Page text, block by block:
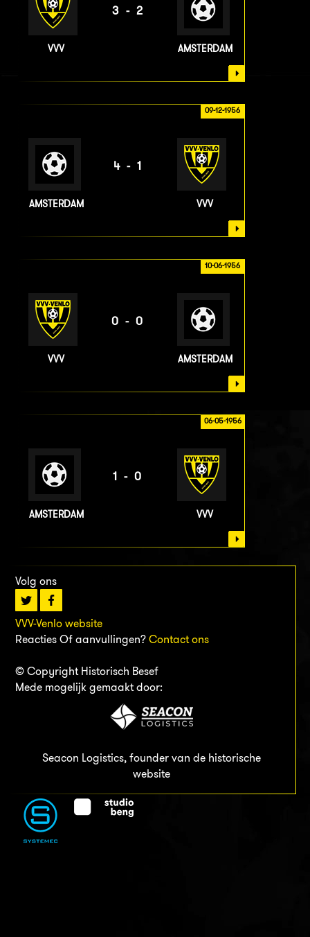
VVV
3-2
AMSTERDAM
09-12-1956
AMSTERDAM
4-1
VVV
10-06-1956
VVV
0-0
AMSTERDAM
06-05-1956
AMSTERDAM
1-0
VVV
Volg ons
VVV-Venlo website
Reacties Of aanvullingen? Contact ons
© Copyright Historisch Besef
Mede mogelijk gemaakt door:
Seacon Logistics, founder van de historische
website